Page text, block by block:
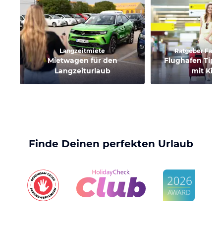
Langzeitmiete
Mietwagen für den
Langzeiturlaub
Ratgeber
Flughafen
mit
Finde Deinen perfekten Urlaub